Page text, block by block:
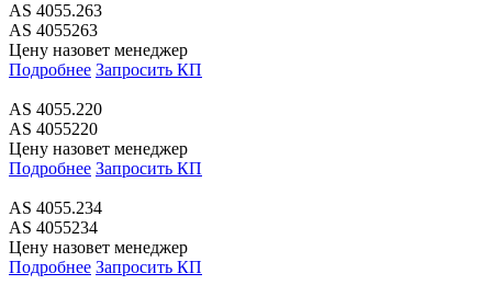
AS 4055.263
AS 4055263
Цену назовет менеджер
Подробнее Запросить КП
AS 4055.220
AS 4055220
Цену назовет менеджер
Подробнее Запросить КП
AS 4055.234
AS 4055234
Цену назовет менеджер
Подробнее Запросить КП